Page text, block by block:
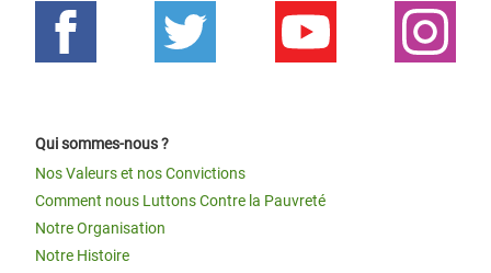
Qui sommes-nous ?
Nos Valeurs et nos Convictions
Comment nous Luttons Contre la Pauvreté
Notre Organisation
Notre Histoire